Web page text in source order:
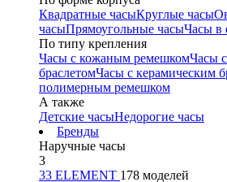
Квадратные часыКруглые часы
часыПрямоугольные часыЧасы в
По типу крепления
Часы с кожаным ремешкомЧасы
браслетомЧасы с керамическим
полимерным ремешком
А также
Детские часыНедорогие часы
Бренды
Наручные часы
3
33 ELEMENT 178 моделей